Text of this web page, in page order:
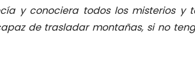
y conociera todos los misterios y
de trasladar montañas, si no